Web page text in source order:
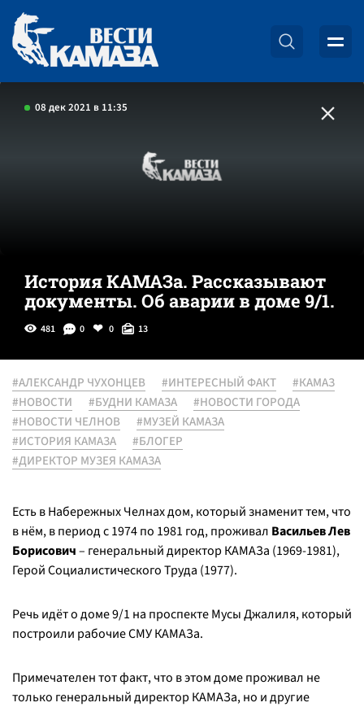
08 дек 2021 в 11:35
История КАМАЗа. Рассказывают
документы. Об аварии в доме 9/1.
481 0 0 13
#АЛЕКСАНДР ЧУХОНЦЕВ #ИНТЕРЕСНЫЙ ФАКТ
#КАМАЗ
#НОВОСТИ
#БУДНИ КАМАЗА
#НОВОСТИ ГОРОДА
#НОВОСТИ ЧЕЛНОВ
#МУЗЕЙ КАМАЗА
#ИСТОРИЯ КАМАЗА
#БЛОГЕР
#ДИРЕКТОР МУЗЕЯ КАМАЗА
Есть в Набережных Челнах дом, который знаменит тем, что
в нём, в период с 1974 по 1981 год, проживал Васильев Лев
Борисович– генеральный директор КАМАЗа (1969-1981),
Герой Социалистического Труда (1977).
Речь идёт о доме 9/1 на проспекте Мусы Джалиля, который
построили рабочие СМУ КАМАЗа.
Примечателен тот факт, что в этом доме проживал не
только генеральный директор КАМАЗа, но и другие